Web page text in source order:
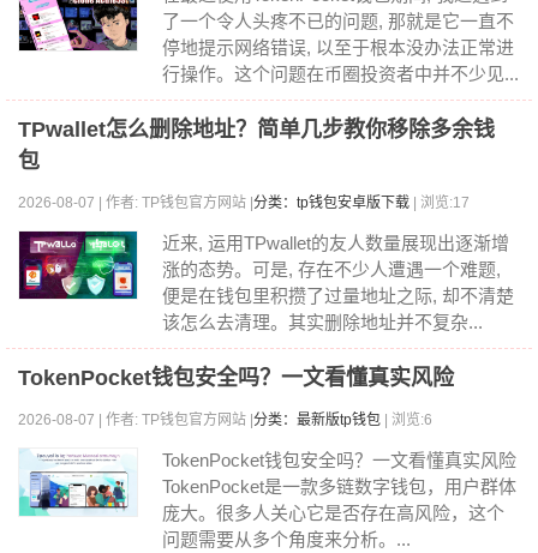
了一个令人头疼不已的问题, 那就是它一直不
停地提示网络错误, 以至于根本没办法正常进
行操作。这个问题在币圈投资者中并不少见...
TPwallet怎么删除地址？简单几步教你移除多余钱
包
2026-08-07 | 作者: TP钱包官方网站 | 分类：tp钱包安卓版下载 | 浏览:17
近来, 运用TPwallet的友人数量展现出逐渐增
涨的态势。可是, 存在不少人遭遇一个难题,
便是在钱包里积攒了过量地址之际, 却不清楚
该怎么去清理。其实删除地址并不复杂...
TokenPocket钱包安全吗？一文看懂真实风险
2026-08-07 | 作者: TP钱包官方网站 | 分类：最新版tp钱包 | 浏览:6
TokenPocket钱包安全吗？一文看懂真实风险
TokenPocket是一款多链数字钱包，用户群体
庞大。很多人关心它是否存在高风险，这个
问题需要从多个角度来分析。...